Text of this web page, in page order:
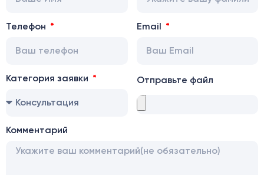
Телефон Email
Категория заявки Отправьте файл
Комментарий